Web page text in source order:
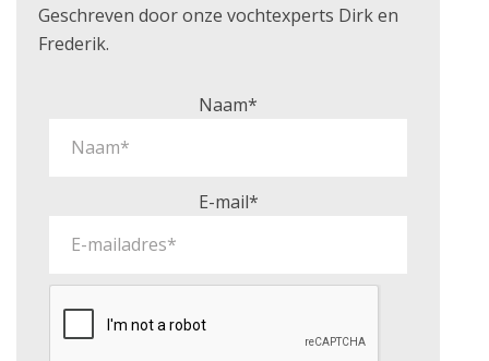
Geschreven door onze vochtexperts Dirk en
Frederik.
Naam*
E-mail*